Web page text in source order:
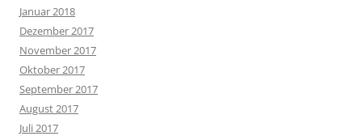
Januar 2018
Dezember 2017
November 2017
Oktober 2017
September 2017
August 2017
Juli 2017